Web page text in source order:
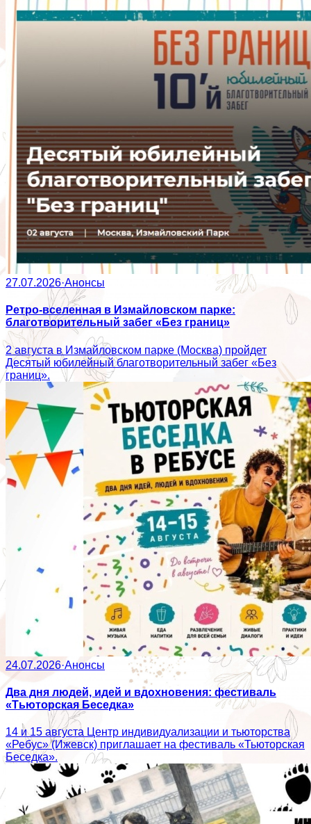
27.07.2026·Анонсы
Ретро-вселенная в Измайловском парке:
благотворительный забег «Без границ»
2 августа в Измайловском парке (Москва) пройдет
Десятый юбилейный благотворительный забег «Без
границ».
24.07.2026·Анонсы
Два дня людей, идей и вдохновения: фестиваль
«Тьюторская Беседка»
14 и 15 августа Центр индивидуализации и тьюторства
«Ребус» (Ижевск) приглашает на фестиваль «Тьюторская
Беседка».